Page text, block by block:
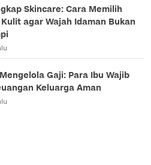
Skincare: Cara Memilih
agar Wajah Idaman Bukan
Gaji: Para Ibu Wajib
Keluarga Aman